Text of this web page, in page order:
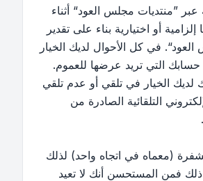
عبر ”منتديات مجلس العود“ أثناء
أو اختيارية بناء على تقدير
في كل الأحوال لديك الخيار
التي تريد عرضها للعموم.
لديك الخيار في تلقي أو عدم تلقي
التلقائية الصادرة من
(معماه في اتجاه واحد) لذلك
فمن المستحسن أنك لا تعيد